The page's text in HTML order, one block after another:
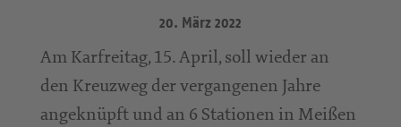
20. März 2022
Am Karfreitag, 15. April, soll wieder an
den Kreuzweg der vergangenen Jahre
angeknüpft und an 6 Stationen in Meißen